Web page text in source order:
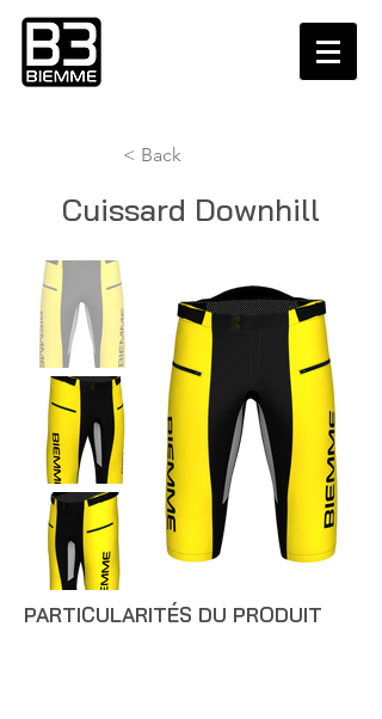
< Back
Cuissard Downhill
PARTICULARITÉS DU PRODUIT